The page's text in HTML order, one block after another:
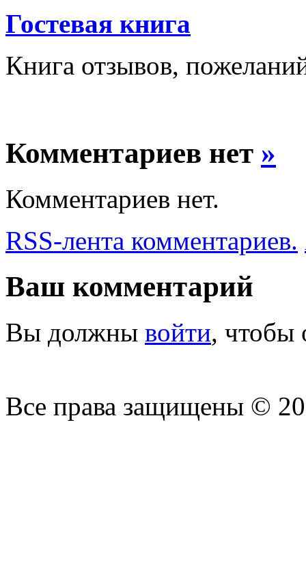
Гостевая книга
Книга отзывов,
Комментариев нет »
Комментариев нет.
RSS-лента комментариев.
Ваш комментарий
Вы должны войти, чтобы
Все права защищены ©